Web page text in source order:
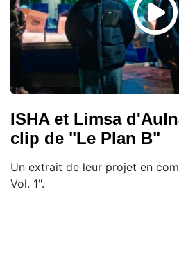
ISHA et Limsa
clip de "Le Plan B"
Un extrait de leur projet en
Vol. 1".